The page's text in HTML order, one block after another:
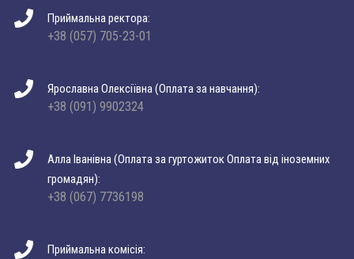
Приймальна ректора:
+38 (057) 705-23-01
Ярославна Олексіївна (Оплата за навчання):
+38 (091) 9902324
Алла Іванівна (Оплата за гуртожиток Оплата від іноземних
громадян):
+38 (067) 7736198
Приймальна комісія: